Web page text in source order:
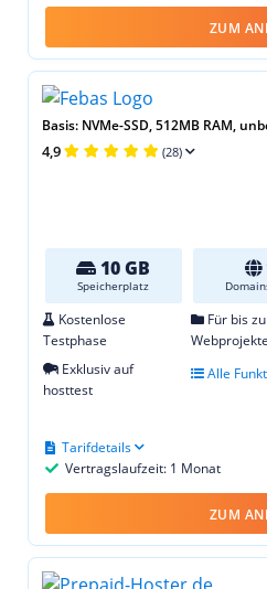
ZUM
Basis: NVMe-SSD, 512MB RAM,
4,9 (28)
10 GB
Speicherplatz
Kostenlose
Testphase
Für bis
Webprojekte
Exklusiv auf
hosttest
Alle
Vertragslaufzeit: 1 Monat
Tarifdetails
ZUM